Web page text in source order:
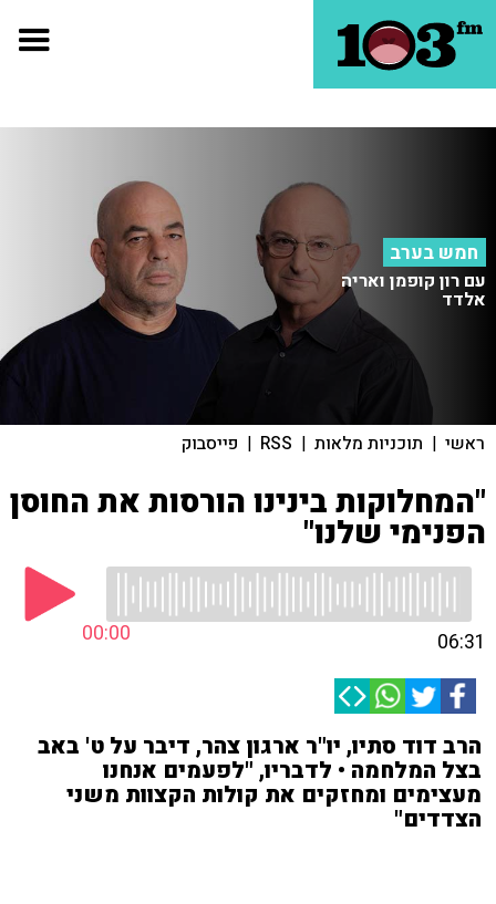
חמש בערב
עם רון קופמן ואריה
אלדד
ראשי | תוכניות מלאות |
RSS
| פייסבוק
"המחלוקות בינינו הורסות את החוסן
הפנימי שלנו"
00:00 06:31
הרב דוד סתיו, יו"ר ארגון צהר, דיבר על ט' באב
בצל המלחמה • לדבריו, "לפעמים אנחנו
מעצימים ומחזקים את קולות הקצוות משני
הצדדים"